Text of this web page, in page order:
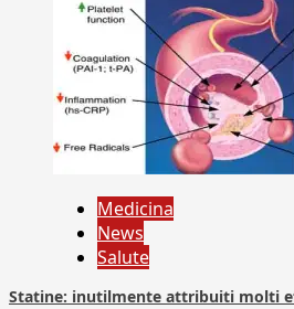
Medicina
News
Salute
Statine: inutilmente attribuiti molti